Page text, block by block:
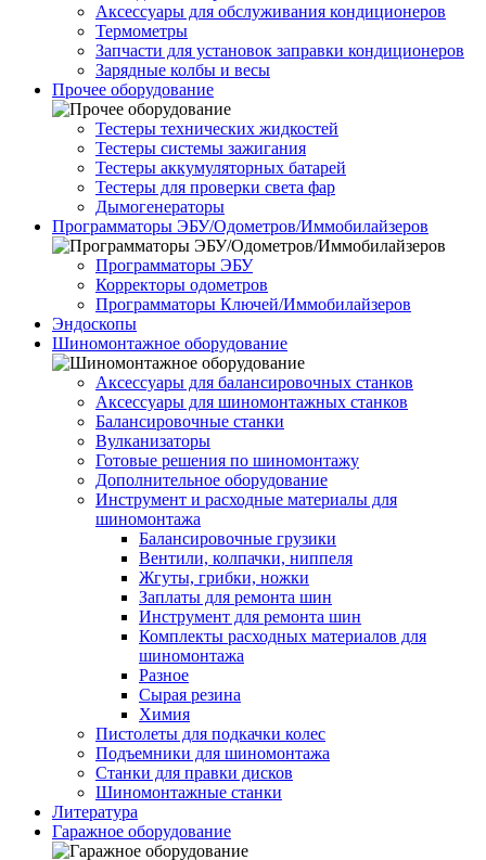
Аксессуары для обслуживания кондиционеров
Термометры
Запчасти для установок заправки кондиционеров
Зарядные колбы и весы
Прочее оборудование
Тестеры технических жидкостей
Тестеры системы зажигания
Тестеры аккумуляторных батарей
Тестеры для проверки света фар
Дымогенераторы
Программаторы ЭБУ/Одометров/Иммобилайзеров
Программаторы ЭБУ
Корректоры одометров
Программаторы Ключей/Иммобилайзеров
Эндоскопы
Шиномонтажное оборудование
Аксессуары для балансировочных станков
Аксессуары для шиномонтажных станков
Балансировочные станки
Вулканизаторы
Готовые решения по шиномонтажу
Дополнительное оборудование
Инструмент и расходные материалы для
шиномонтажа
Балансировочные грузики
Вентили, колпачки, ниппеля
Жгуты, грибки, ножки
Заплаты для ремонта шин
Инструмент для ремонта шин
Комплекты расходных материалов для
шиномонтажа
Разное
Сырая резина
Химия
Пистолеты для подкачки колес
Подъемники для шиномонтажа
Станки для правки дисков
Шиномонтажные станки
Литература
Гаражное оборудование